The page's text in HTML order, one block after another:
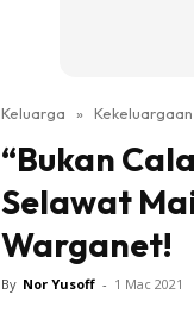
Keluarga » Kekeluargaan
“Bukan
Selawat
Warganet!
By Nor Yusoff - 1 Mac 2021